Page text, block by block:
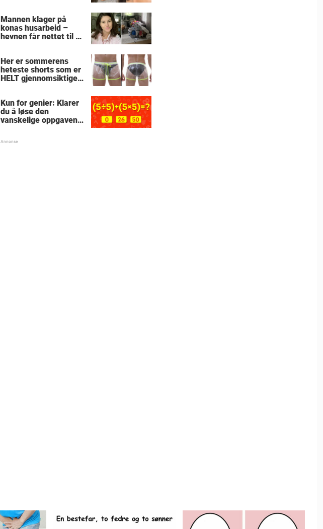
Mannen klager på
konas husarbeid –
hevnen får nettet til å
Her er sommerens
heteste shorts som er
HELT gjennomsiktige
Kun for genier: Klarer
du å løse den
vanskelige oppgaven